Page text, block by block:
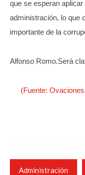
que se esperan
administración, lo que
importante de la
Alfonso Romo.Será
(Fuente:
Administración